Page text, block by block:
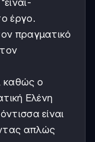
έργο.
πραγματικό
καθώς ο
Ελένη
είναι
απλώς